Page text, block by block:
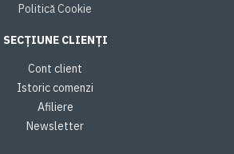
Politică Cookie
SECȚIUNE CLIENȚI
Cont client
Istoric comenzi
Afiliere
Newsletter